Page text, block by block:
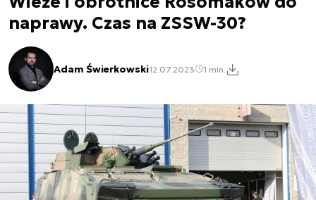
naprawy. Czas na ZSSW-30?
Adam Świerkowski12.07.2023 1 min.